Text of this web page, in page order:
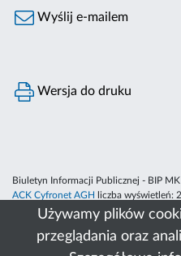
Używamy plików
przeglądania oraz
Wyślij e-mailem
Wersja do druku
Biuletyn Informacji Publicznej - BIP
ACK Cyfronet AGH
liczba wyświetleń: